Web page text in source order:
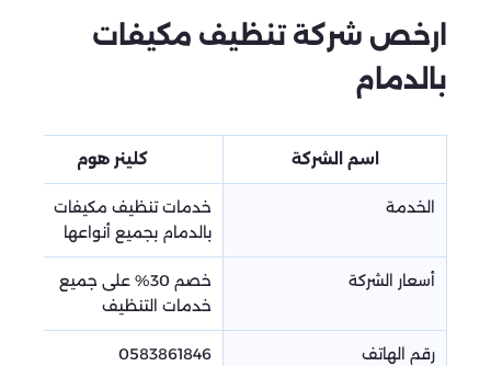
ارخص شركة تنظيف مكيفات
بالدمام
اسم الشركة كلينر هوم
الخدمة
خدمات تنظيف مكيفات
بالدمام بجميع أنواعها
أسعار الشركة
خصم 30% على جميع
خدمات التنظيف
رقم الهاتف 0583861846